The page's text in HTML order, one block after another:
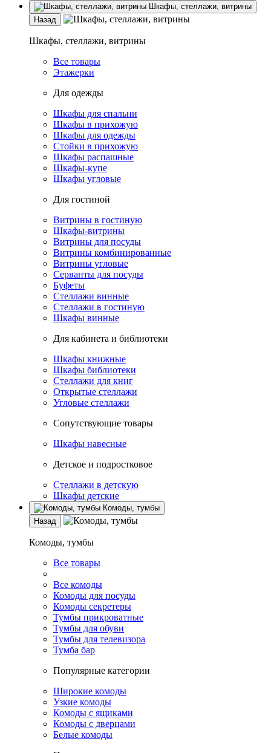
Шкафы, стеллажи, витрины
Назад
Шкафы, стеллажи, витрины
Все товары
Этажерки
Для одежды
Шкафы для спальни
Шкафы в прихожую
Шкафы для одежды
Стойки в прихожую
Шкафы распашные
Шкафы-купе
Шкафы угловые
Для гостиной
Витрины в гостиную
Шкафы-витрины
Витрины для посуды
Витрины комбинированные
Витрины угловые
Серванты для посуды
Буфеты
Стеллажи винные
Стеллажи в гостиную
Шкафы винные
Для кабинета и библиотеки
Шкафы книжные
Шкафы библиотеки
Стеллажи для книг
Открытые стеллажи
Угловые стеллажи
Сопутствующие товары
Шкафы навесные
Детское и подростковое
Стеллажи в детскую
Шкафы детские
Комоды, тумбы
Назад
Комоды, тумбы
Все товары
Все комоды
Комоды для посуды
Комоды секретеры
Тумбы прикроватные
Тумбы для обуви
Тумбы для телевизора
Тумба бар
Популярные категории
Широкие комоды
Узкие комоды
Комоды с ящиками
Комоды с дверцами
Белые комоды